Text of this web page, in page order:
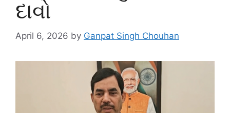
દાવો
April 6, 2026 by Ganpat Singh Chouhan